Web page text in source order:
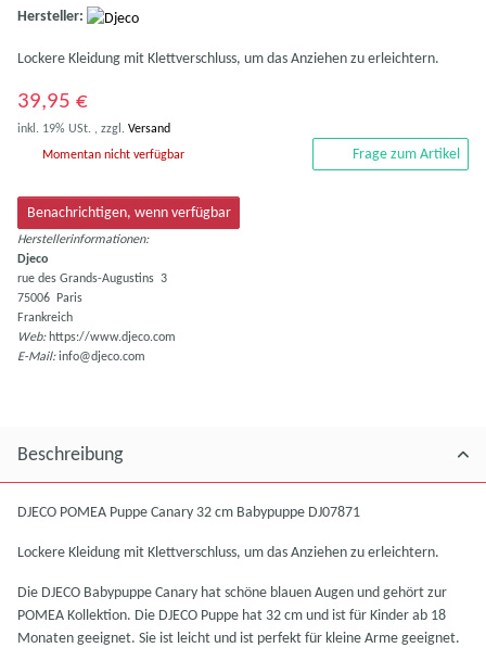
Hersteller:
Lockere Kleidung mit Klettverschluss, um das Anziehen zu erleichtern.
39,95 €
inkl. 19% USt. , zzgl. Versand
Momentan nicht verfügbar
Frage zum Artikel
Benachrichtigen, wenn verfügbar
Herstellerinformationen:
Djeco
rue des Grands-Augustins 3
75006 Paris
Frankreich
Web:https://www.djeco.com
E-Mail:info@djeco.com
Beschreibung
DJECO POMEA Puppe Canary 32 cm Babypuppe DJ07871
Lockere Kleidung mit Klettverschluss, um das Anziehen zu erleichtern.
Die DJECO Babypuppe Canary hat schöne blauen Augen und gehört zur
POMEA Kollektion. Die DJECO Puppe hat 32 cm und ist für Kinder ab 18
Monaten geeignet. Sie ist leicht und ist perfekt für kleine Arme geeignet.